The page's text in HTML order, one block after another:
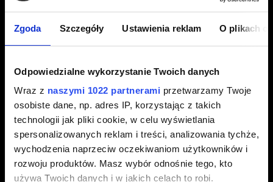
Zgoda Szczegóły Ustawienia reklam O plikach
Odpowiedzialne wykorzystanie Twoich danych
Wraz z naszymi 1022 partnerami przetwarzamy Twoje
osobiste dane, np. adres IP, korzystając z takich
technologii jak pliki cookie, w celu wyświetlania
spersonalizowanych reklam i treści, analizowania tychże,
wychodzenia naprzeciw oczekiwaniom użytkowników i
rozwoju produktów. Masz wybór odnośnie tego, kto
używa Twoich danych i w jakich celach to robi.
Zobacz, jak odebrać cyfrowe nagrody za posiadanie
naszych gier tutaj:Cyberpunk 2077,Wiedźmin 3: Dziki
Gon.
Uwaga:Aby mieć dostęp do nagród, musisz uruchomić
grę i zalogować się do REDlaunchera (PC) lub Moich
Nagród w menu głównym (konsole) za pomocą swojego
konta CD PROJEKT RED. Powiązanie Twojego konta
PlayStation, Microsoft lub Steam poprzez panel
zarządzania kontem CD PROJEKT RED nie zapewni Ci
dostępu do nagród.